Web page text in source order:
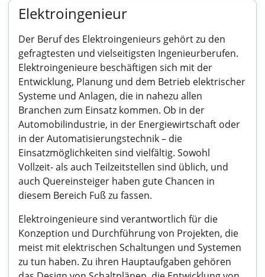
Elektroingenieur
Der Beruf des Elektroingenieurs gehört zu den
gefragtesten und vielseitigsten Ingenieurberufen.
Elektroingenieure beschäftigen sich mit der
Entwicklung, Planung und dem Betrieb elektrischer
Systeme und Anlagen, die in nahezu allen
Branchen zum Einsatz kommen. Ob in der
Automobilindustrie, in der Energiewirtschaft oder
in der Automatisierungstechnik – die
Einsatzmöglichkeiten sind vielfältig. Sowohl
Vollzeit- als auch Teilzeitstellen sind üblich, und
auch Quereinsteiger haben gute Chancen in
diesem Bereich Fuß zu fassen.
Elektroingenieure sind verantwortlich für die
Konzeption und Durchführung von Projekten, die
meist mit elektrischen Schaltungen und Systemen
zu tun haben. Zu ihren Hauptaufgaben gehören